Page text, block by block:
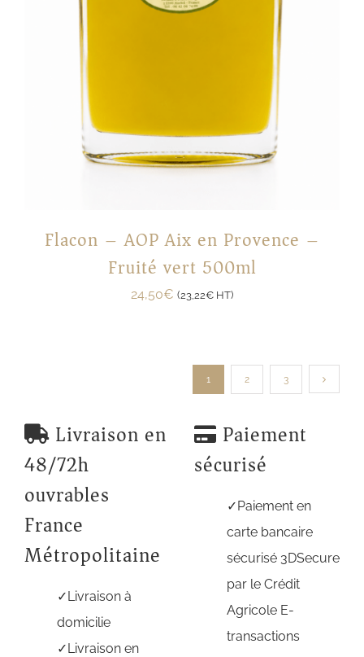
Flacon – AOP Aix en Provence –
Fruité vert 500ml
24,50€ (23,22€ HT)
1 2 3
Livraison en
48/72h
ouvrables
France
Métropolitaine
Livraison à
domicilie
Livraison en
Paiement
sécurisé
Paiement en
carte bancaire
sécurisé 3DSecure
par le Crédit
Agricole E-
transactions